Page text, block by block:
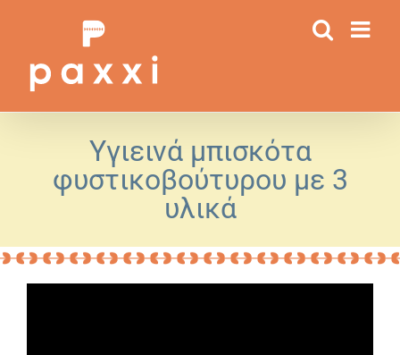
περιεχόμενο
Υγιεινά μπισκότα
φυστικοβούτυρου με 3
υλικά